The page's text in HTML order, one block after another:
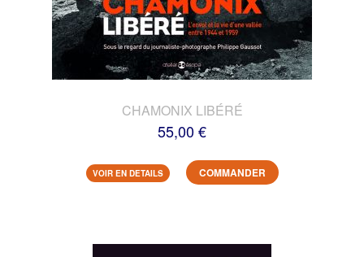
CHAMONIX LIBÉRÉ
55,00 €
VOIR EN DETAILS COMMANDER